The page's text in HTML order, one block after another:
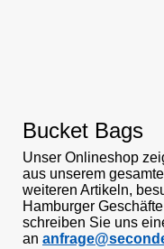
Bucket Bags
Unser Onlineshop
aus unserem
weiteren Artikeln,
Hamburger
schreiben Sie uns
an